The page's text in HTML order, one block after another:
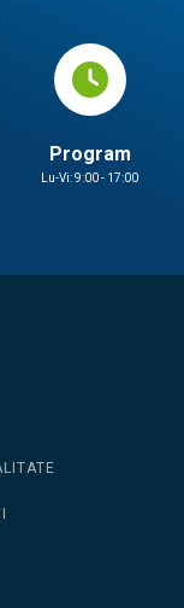
Program
Lu-Vi: 9:00 - 17:00